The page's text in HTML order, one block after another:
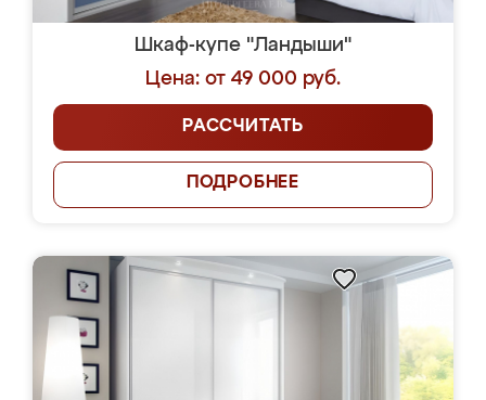
Шкаф-купе "Ландыши"
Цена: от 49 000 руб.
РАССЧИТАТЬ
ПОДРОБНЕЕ